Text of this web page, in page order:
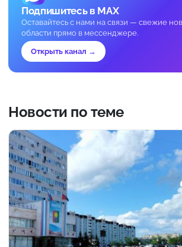
Подпишитесь в MAX
Оставайтесь с нами на связи — свежие
области прямо в мессенджере.
Открыть канал →
Новости по теме